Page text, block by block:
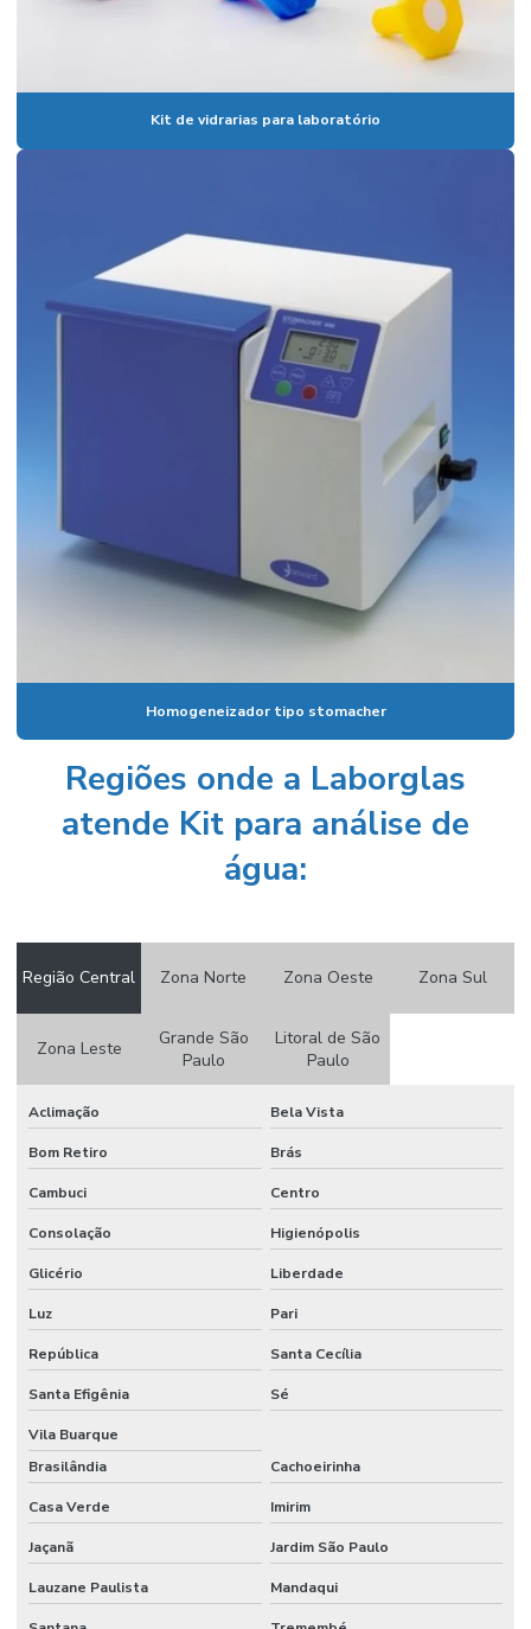
Certificado de calibração de vidraria
Condutivimetro de bancada
Condutivímetro portátil
Condutivimetro portátil preço
Cone imhoff graduado
Conjunto de filtração a vácuo
Conserto de vidraria de laboratório
Contador de colônias
Controlador de vácuo
Copo becker graduado
Cuba para cromatografia
Cuba para dissolutor
Dessecador a vácuo preço
Dessecador a vácuo vidro
Destilador de nitrogênio
Destilador de nitrogênio preço
Dispensador para laboratório
Dispensador laboratório de química
Distribuidor wheaton
Eletrodo de ph
Eletrodo de ph preço
Equipamentos cromatográficos
Kit de vidrarias para laboratório
Homogeneizador tipo stomacher
Regiões onde a Laborglas
atende Kit para análise de
água:
Região Central Zona Norte Zona Oeste Zona Sul
Zona Leste
Grande São
Paulo
Litoral de São
Paulo
Aclimação Bela Vista
Bom Retiro Brás
Cambuci Centro
Consolação Higienópolis
Glicério Liberdade
Luz Pari
República Santa Cecília
Santa Efigênia Sé
Vila Buarque
Brasilândia
Cachoeirinha
Casa Verde Imirim
Jaçanã Jardim São Paulo
Lauzane Paulista Mandaqui